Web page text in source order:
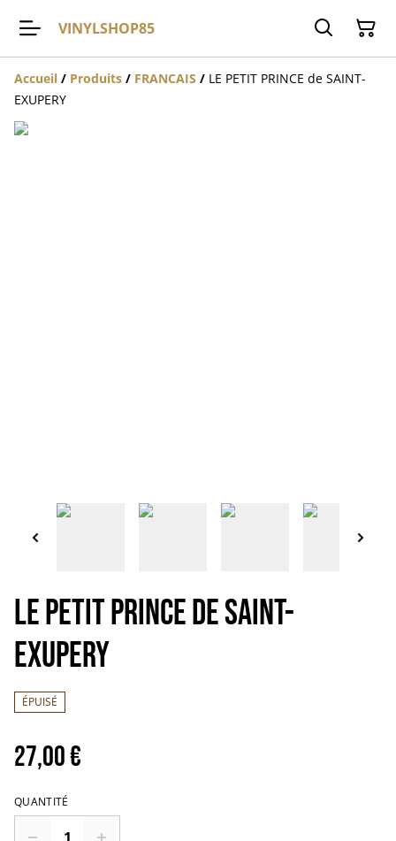
VINYLSHOP85
Accueil / Produits / FRANCAIS / LE PETIT PRINCE de SAINT-
EXUPERY
LE PETIT PRINCE de SAINT-
EXUPERY
ÉPUISÉ
27,00 €
QUANTITÉ